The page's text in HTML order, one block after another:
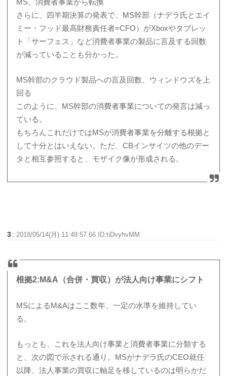
さらに、四半期決算の発表で、MS幹部（ナデラ氏とエイ
ミー・フッド最高財務責任者=CFO）がXboxやタブレッ
ト「サーフェス」など消費者事業の製品に言及する回数
が減っていることも分かった。
MS幹部のクラウド製品への言及回数、ウィンドウズを上
回る
このように、MS幹部の消費者事業についての発言は減っ
ている。
もちろんこれだけではMSが消費者事業を分離する根拠と
して十分とはいえない。ただ、CBインサイツの他のデー
タと相互参照すると、モザイク像が形成される。
3 :2018/05/14(月) 11:49:57.66 ID:tiDvyhvMM
根拠2:M&A（合併・買収）が法人向け事業にシフト
MSによるM&Aはここ数年、一定の水準を維持してい
る。
もっとも、これを法人向け事業と消費者事業に分類する
と、次の図で示される通り。MSがナデラ氏のCEO就任
以降、法人事業の買収に軸足を移しているのは明らかだ